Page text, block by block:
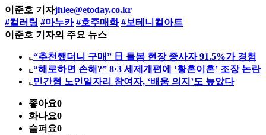
이준호 기자jhlee@etoday.co.kr
#컬러링 #마누카 #호주매화 #보테니컬아트
이준호 기자의 주요 뉴스
⌞“추천했더니 구매” 日 돌봄 현장 종사자 91.5%가 경험
⌞“해로하면 손해?” 8·3 세제개편에 ‘황혼이혼’ 조장 논란
⌞민간형 노인일자리 참여자, ‘배움 의지’도 높았다
좋아요0
화나요0
슬퍼요0